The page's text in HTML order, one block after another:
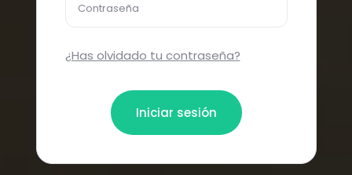
Contraseña
¿Has olvidado tu contraseña?
Iniciar sesión